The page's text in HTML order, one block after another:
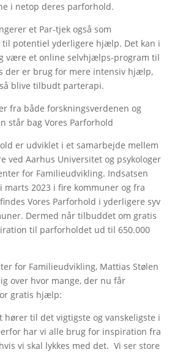
i netop deres parforhold.
et Par-tjek også som
til potentiel yderligere hjælp. Det kan i
være et online selvhjælps-program til
der er brug for mere intensiv hjælp,
blive tilbudt parterapi.
fra både forskningsverdenen og
står bag Vores Parforhold
er udviklet i et samarbejde mellem
ved Aarhus Universitet og psykologer
for Familieudvikling. Indsatsen
marts 2023 i fire kommuner og fra
Vores Parforhold i yderligere syv
Dermed når tilbuddet om gratis
til parforholdet ud til 650.000
for Familieudvikling, Mattias Stølen
over hvor mange, der nu får
gratis hjælp:
hører til det vigtigste og vanskeligste i
har vi alle brug for inspiration fra
vi skal lykkes med det. Vi ser store